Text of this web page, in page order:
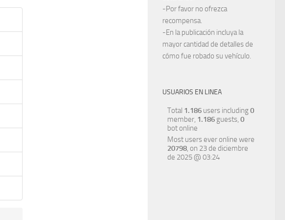
-Por favor no ofrezca
recompensa.
-En la publicación incluya la
mayor cantidad de detalles de
cómo fue robado su vehículo.
USUARIOS EN LINEA
Total 1.186 users including0
member, 1.186 guests, 0
bot online
Most users ever online were
20798, on 23 de diciembre
de 2025 @ 03:24